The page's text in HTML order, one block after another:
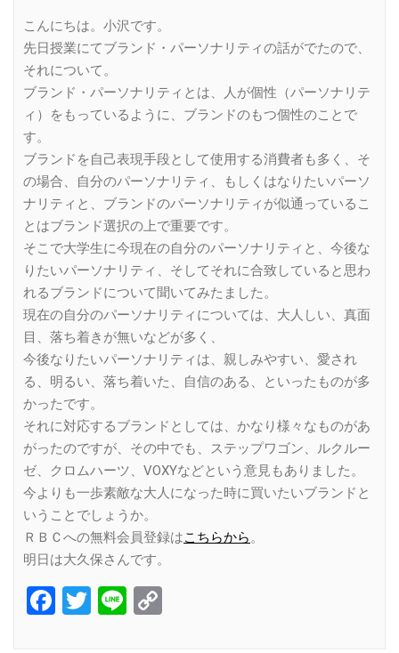
こんにちは。小沢です。
先日授業にてブランド・パーソナリティの話がでたので、
それについて。
ブランド・パーソナリティとは、人が個性（パーソナリテ
ィ）をもっているように、ブランドのもつ個性のことで
す。
ブランドを自己表現手段として使用する消費者も多く、そ
の場合、自分のパーソナリティ、もしくはなりたいパーソ
ナリティと、ブランドのパーソナリティが似通っているこ
とはブランド選択の上で重要です。
そこで大学生に今現在の自分のパーソナリティと、今後な
りたいパーソナリティ、そしてそれに合致していると思わ
れるブランドについて聞いてみたました。
現在の自分のパーソナリティについては、大人しい、真面
目、落ち着きが無いなどが多く、
今後なりたいパーソナリティは、親しみやすい、愛され
る、明るい、落ち着いた、自信のある、といったものが多
かったです。
それに対応するブランドとしては、かなり様々なものがあ
がったのですが、その中でも、ステップワゴン、ルクルー
ゼ、クロムハーツ、VOXYなどという意見もありました。
今よりも一歩素敵な大人になった時に買いたいブランドと
いうことでしょうか。
ＲＢＣへの無料会員登録はこちらから。
明日は大久保さんです。
Facebook
Twitter
Line